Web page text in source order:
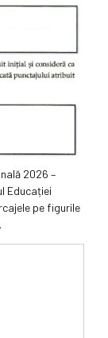
2026 –
Educației
pe figurile